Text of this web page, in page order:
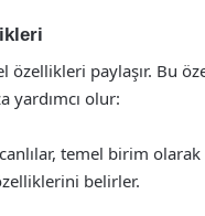
özellikleri paylaşır. Bu
yardımcı olur:
temel birim
belirler.